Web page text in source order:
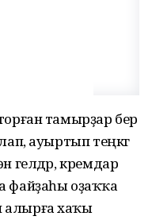
тамырҙар бер
ауыртып тең­кәгә
гелдәр, кремдар
файҙаһы оҙаҡҡа
алырға хаҡы